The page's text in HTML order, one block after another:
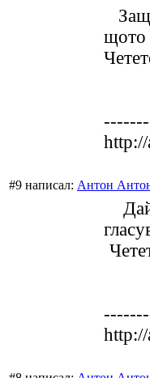
щото
#9 написал: Антон